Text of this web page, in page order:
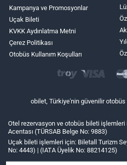
Kampanya ve Promosyonlar
Uçak Bileti
KVKK Aydınlatma Metni
Çerez Politikası
Otobüs Kullanım Koşulları
obilet, Türkiye'nin güvenilir
Otel rezervasyon ve otobüs bileti
Acentası (TÜRSAB Belge No: 9883)
Uçak bileti işlemleri için: Biletall Turizm
No: 4443) | (IATA Üyelik No: 88214125)